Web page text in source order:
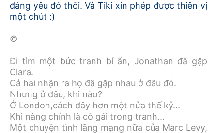
đáng yêu đó thôi. Và Tiki xin phép được thiên vị
một chút :)
©
Đi tìm một bức tranh bí ẩn, Jonathan đã gặp
Clara.
Cả hai nhận ra họ đã gặp nhau ở đâu đó.
Nhưng ở đâu, khi nào?
Ở London,cách đây hơn một nửa thế kỷ...
Khi nàng chính là cô gái trong tranh...
Một chuyện tình lãng mạng nữa của Marc Levy,